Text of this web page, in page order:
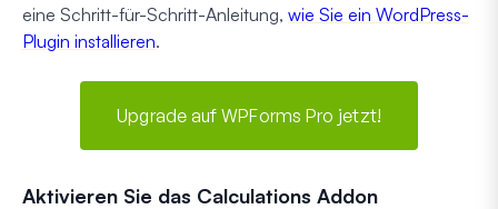
eine Schritt-für-Schritt-Anleitung, wie Sie ein WordPress-
Plugin installieren.
Upgrade auf WPForms Pro jetzt!
Aktivieren Sie das Calculations Addon